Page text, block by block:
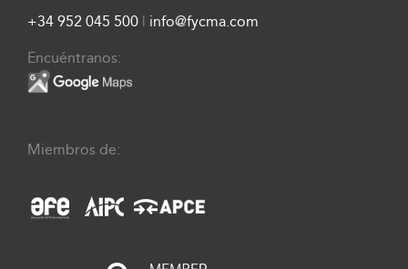
+34 952 045 500 info@fycma.com
Encuéntranos:
Miembros de: